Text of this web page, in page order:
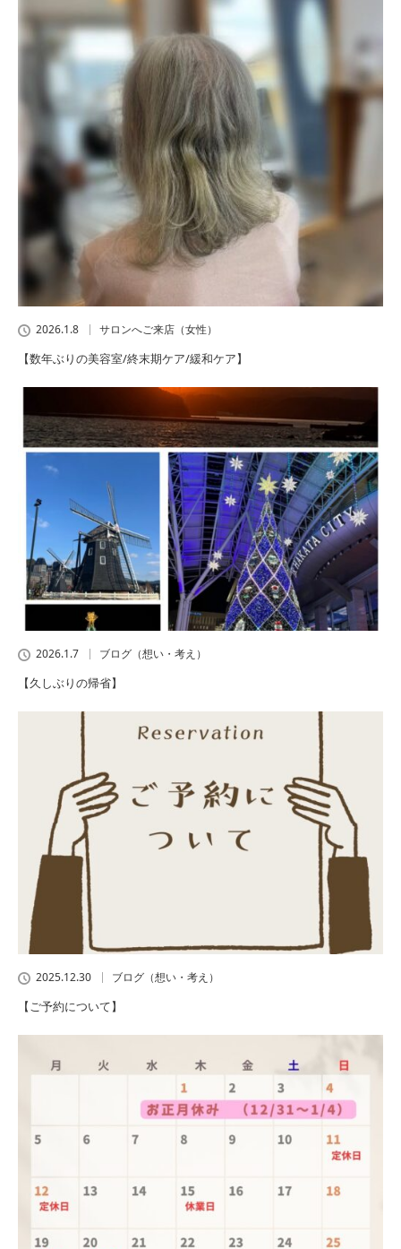
2026.1.8 サロンへご来店（女性）
【数年ぶりの美容室/終末期ケア/緩和ケア】
2026.1.7 ブログ（想い・考え）
【久しぶりの帰省】
2025.12.30 ブログ（想い・考え）
【ご予約について】